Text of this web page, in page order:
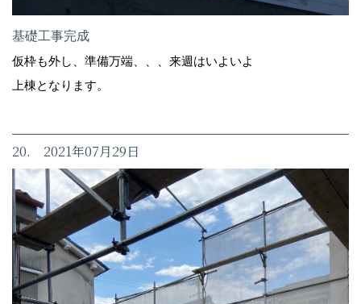
基礎工事完成
仮枠も外し、準備万端、、、来週はいよいよ
上棟となります。
20. 2021年07月29日